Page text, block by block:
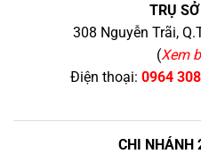
TRỤ
308 Nguyễn Trãi,
(Xem
Điện thoại: 0964
CHI NHÁNH